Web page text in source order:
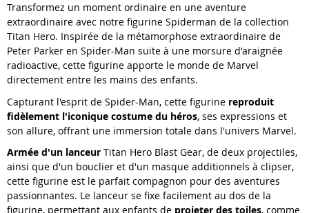
Transformez un moment ordinaire en une aventure
extraordinaire avec notre figurine Spiderman de la collection
Titan Hero. Inspirée de la métamorphose extraordinaire de
Peter Parker en Spider-Man suite à une morsure d'araignée
radioactive, cette figurine apporte le monde de Marvel
directement entre les mains des enfants.
Capturant l'esprit de Spider-Man, cette figurine reproduit
fidèlement l'iconique costume du héros, ses expressions et
son allure, offrant une immersion totale dans l'univers Marvel.
Armée d'un lanceur Titan Hero Blast Gear, de deux projectiles,
ainsi que d'un bouclier et d'un masque additionnels à clipser,
cette figurine est le parfait compagnon pour des aventures
passionnantes. Le lanceur se fixe facilement au dos de la
figurine, permettant aux enfants de projeter des toiles, comme